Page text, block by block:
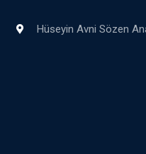
Hüseyin Avni Sözen